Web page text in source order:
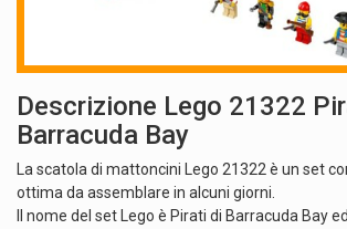
Descrizione Lego 21322
Barracuda Bay
La scatola di mattoncini Lego 21322 è un set
ottima da assemblare in alcuni giorni.
Il nome del set Lego è Pirati di Barracuda Bay